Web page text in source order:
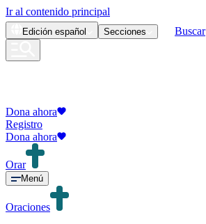
Ir al contenido principal
Edición español Secciones Buscar
Dona ahora
Registro
Dona ahora
Orar
Menú
Oraciones